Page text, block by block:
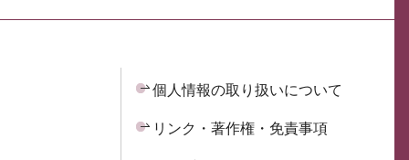
個人情報の取り扱いについて
リンク・著作権・免責事項